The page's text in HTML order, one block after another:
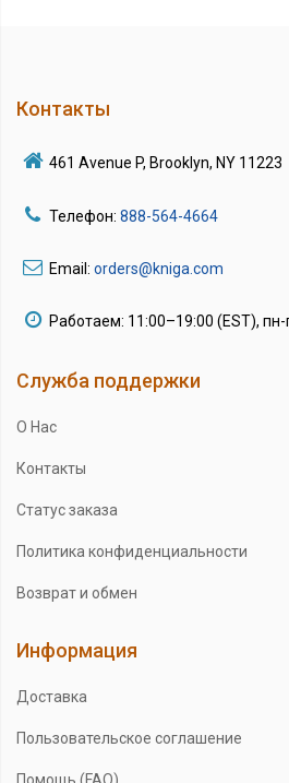
Контакты
461 Avenue P, Brooklyn, NY 11223
Телефон: 888-564-4664
Email: orders@kniga.com
Работаем: 11:00–19:00 (EST), пн-
Служба поддержки
О Нас
Контакты
Статус заказа
Политика конфиденциальности
Возврат и обмен
Информация
Доставка
Пользовательское соглашение
Помощь (FAQ)